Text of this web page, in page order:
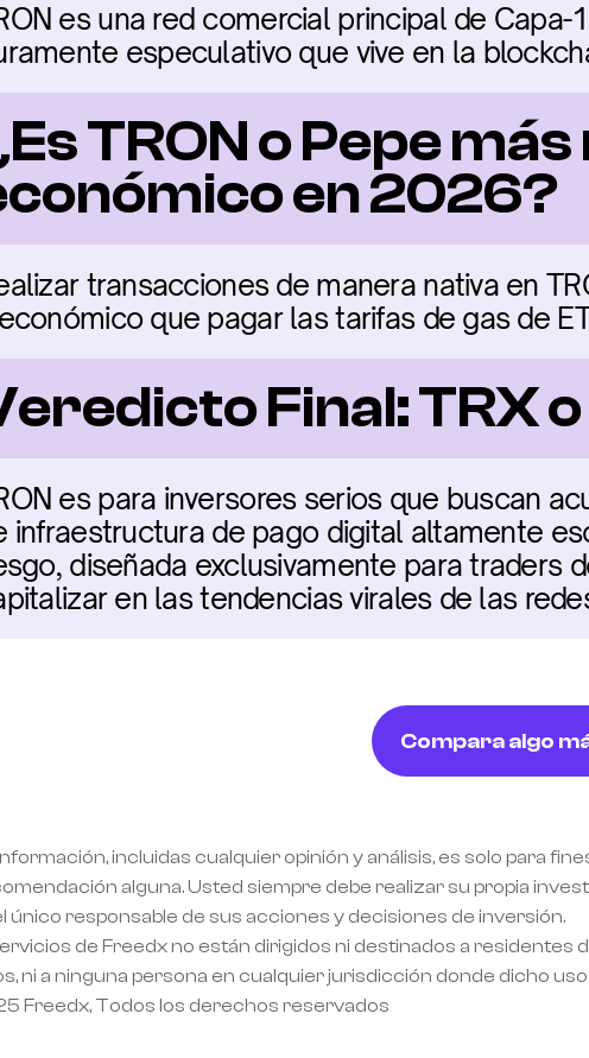
es una red comercial principal de
especulativo que vive en la
TRON o Pepe
en 2026?
transacciones de manera nativa en
que pagar las tarifas de gas de
Final: TRX o
es para inversores serios que buscan
infraestructura de pago digital altamente
diseñada exclusivamente para traders
en las tendencias virales de las
Compara algo
incluidas cualquier opinión y análisis, es solo para
alguna. Usted siempre debe realizar su propia
único responsable de sus acciones y decisiones de inversión.
de Freedx no están dirigidos ni destinados a residentes
ni a ninguna persona en cualquier jurisdicción donde dicho
Freedx, Todos los derechos reservados